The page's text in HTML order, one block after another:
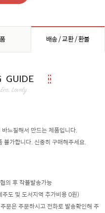
배송 / 교환 / 환불
GUIDE
느질해서 만드는 제품입니다.
가합니다. 신중히 구매해주세요.
의 후 착불발송가능
도 및 도서지역 추가비용 0원)
문은 주문하시고 전화로 발송확인해 주